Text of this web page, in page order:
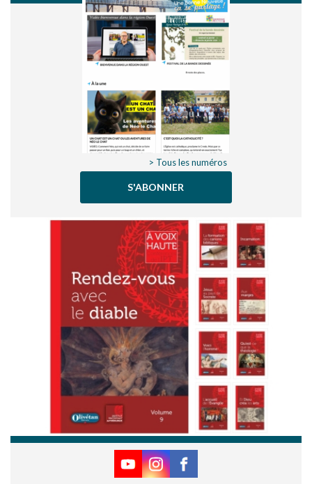
> Tous les numéros
S'ABONNER